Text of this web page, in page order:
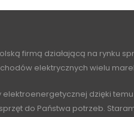
firmą działającą na rynku
elektrycznych wielu
elektroenergetycznej dzięki
do Państwa potrzeb.